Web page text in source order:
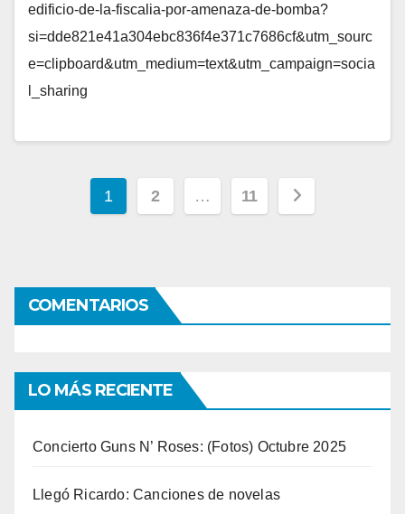
edificio-de-la-fiscalia-por-amenaza-de-bomba?
si=dde821e41a304ebc836f4e371c7686cf&utm_sourc
e=clipboard&utm_medium=text&utm_campaign=socia
l_sharing
Navegación
1 2 … 11
COMENTARIOS
LO MÁS RECIENTE
Concierto Guns N’ Roses: (Fotos) Octubre 2025
Llegó Ricardo: Canciones de novelas